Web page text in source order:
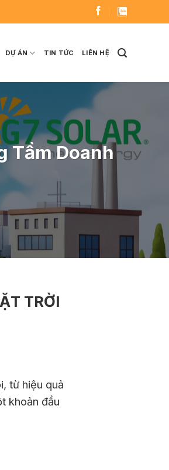
DỰ ÁN TIN TỨC LIÊN HỆ
Tầm Doanh
TRỜI
từ hiệu quả
khoản đầu